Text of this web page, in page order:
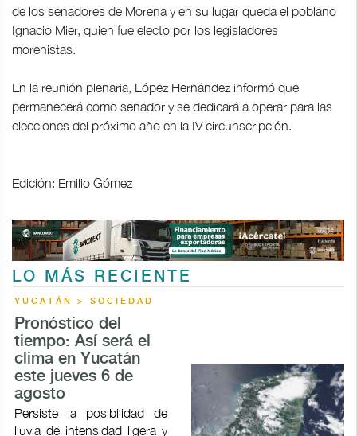
de los senadores de Morena y en su lugar queda el poblano
Ignacio Mier, quien fue electo por los legisladores
morenistas.
En la reunión plenaria, López Hernández informó que
permanecerá como senador y se dedicará a operar para las
elecciones del próximo año en la IV circunscripción.
Edición: Emilio Gómez
LO MÁS RECIENTE
YUCATÁN > SOCIEDAD
Pronóstico del
tiempo: Así será el
clima en Yucatán
este jueves 6 de
agosto
Persiste la posibilidad de
lluvia de intensidad ligera y